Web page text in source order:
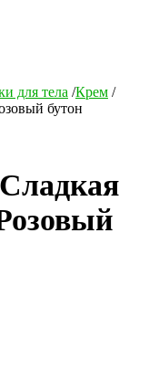
для тела /Крем /
бутон